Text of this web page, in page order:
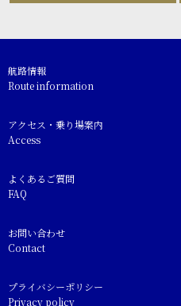
航路情報
Route information
アクセス・乗り場案内
Access
よくあるご質問
FAQ
お問い合わせ
Contact
プライバシーポリシー
Privacy policy